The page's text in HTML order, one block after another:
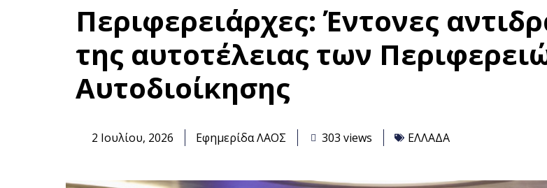
Περιφερειάρχες: Έντονες
της αυτοτέλειας των
Αυτοδιοίκησης
2 Ιουλίου, 2026 Εφημερίδα ΛΑΟΣ 303 views ΕΛΛΑΔΑ